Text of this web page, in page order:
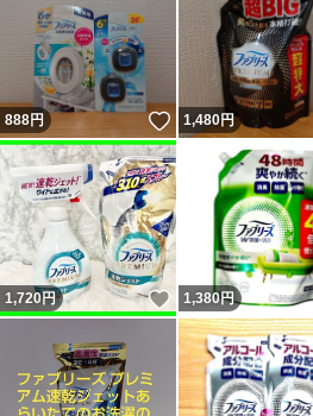
888円 いいね！
1,480円
1,720円 いいね！
1,380円